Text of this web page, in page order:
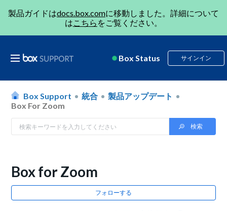
製品ガイドはdocs.box.comに移動しました。詳細について
はこちら をご覧ください。
Box Status サインイン
Box Support 統合
製品アップデート
Box For Zoom
Box for Zoom
フォローする